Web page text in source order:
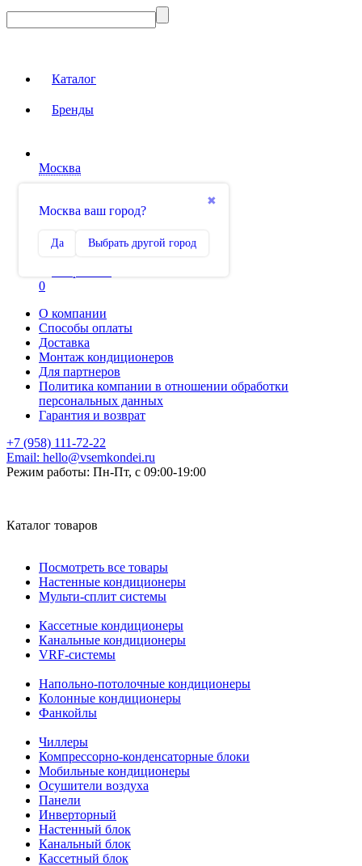
Каталог
Бренды
Москва
✖
Москва ваш город?
Да Выбрать другой город
Сравнение
0
О компании
Способы оплаты
Доставка
Монтаж кондиционеров
Для партнеров
Политика компании в отношении обработки
персональных данных
Гарантия и возврат
+7 (958) 111-72-22
Email: hello@vsemkondei.ru
Режим работы: Пн-Пт, с 09:00-19:00
Каталог товаров
Посмотреть все товары
Настенные кондиционеры
Мульти-сплит системы
Кассетные кондиционеры
Канальные кондиционеры
VRF-системы
Напольно-потолочные кондиционеры
Колонные кондиционеры
Фанкойлы
Чиллеры
Компрессорно-конденсаторные блоки
Мобильные кондиционеры
Осушители воздуха
Панели
Инверторный
Настенный блок
Канальный блок
Кассетный блок